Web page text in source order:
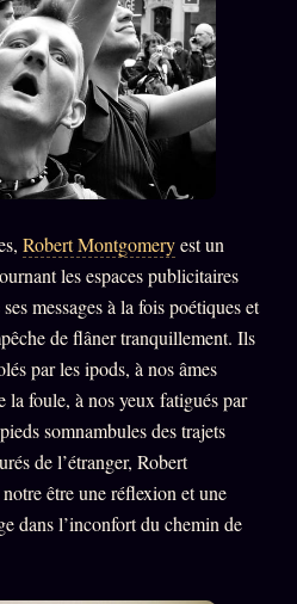
2024
Macron
Robert Montgomeryest un
les espaces publicitaires
messages à la fois poétiques et
de flâner tranquillement. Ils
par les ipods, à nos âmes
la foule, à nos yeux fatigués par
somnambules des trajets
de l’étranger, Robert
être une réflexion et une
dans l’inconfort du chemin de